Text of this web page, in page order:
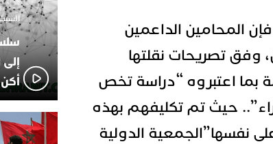
المحامين الداعمين
وفق تصريحات نقلتها
بما اعتبروه “دراسة تخص
حيث تم تكليفهم بهذه
الدولية
01:55
هي
14:37
لاعبوا
السبت 1 فبراير 2025